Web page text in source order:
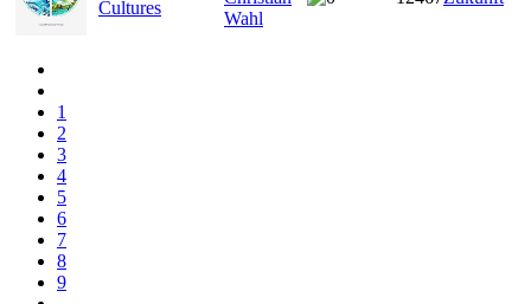
Cultures
Wahl
1
2
3
4
5
6
7
8
9